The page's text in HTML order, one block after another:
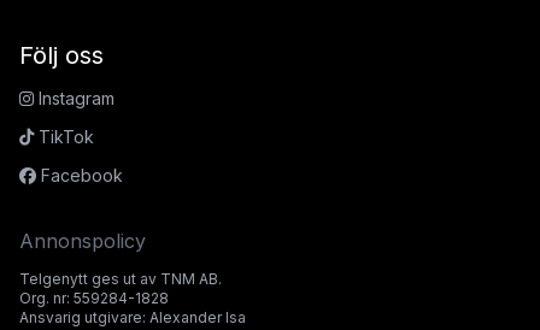
Följ oss
Instagram
TikTok
Facebook
Annonspolicy
Telgenytt ges ut av TNM AB.
Org. nr: 559284-1828
Ansvarig utgivare: Alexander Isa